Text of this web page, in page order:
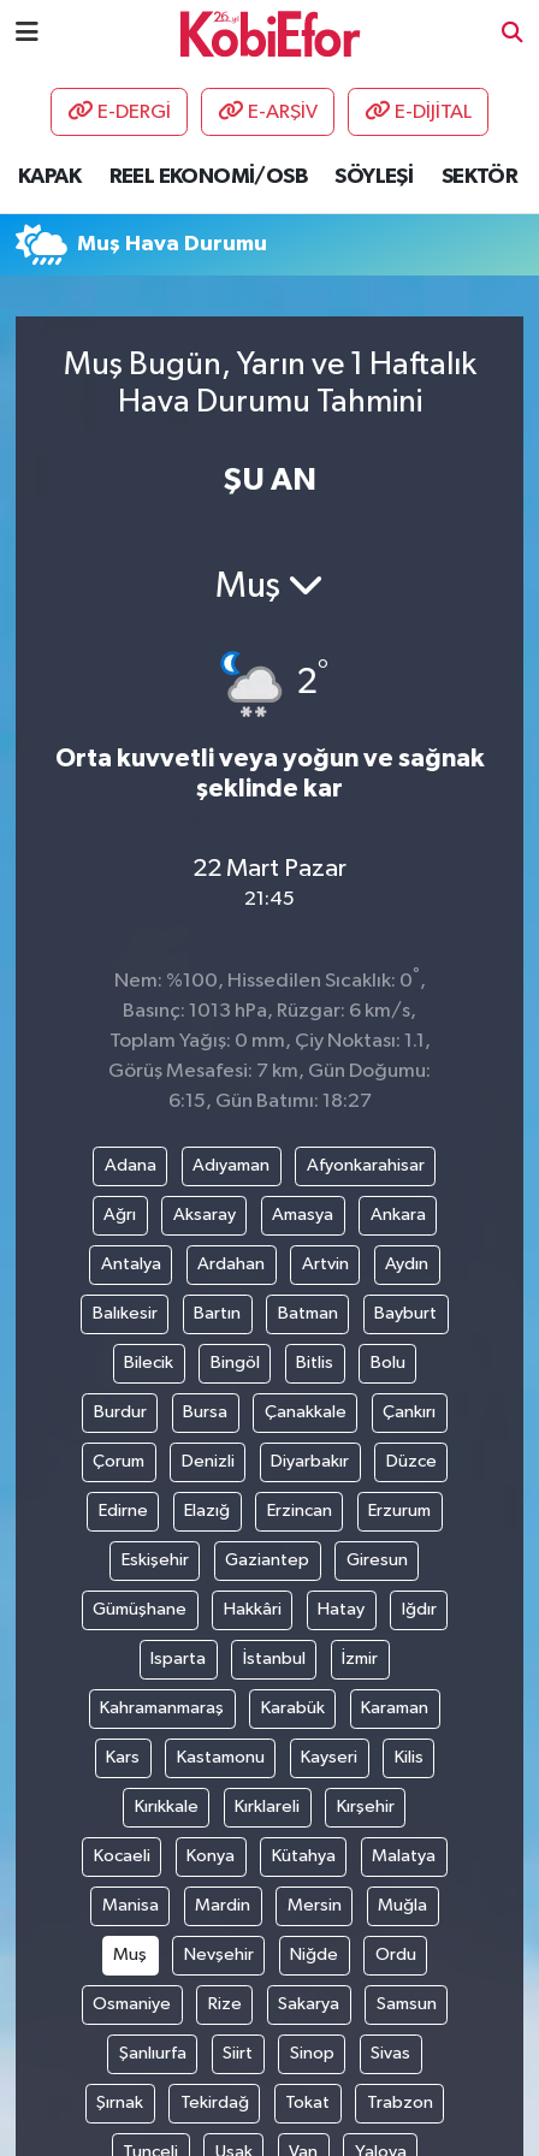
E-DERGİ E-ARŞİV E-DİJİTAL
KAPAK REEL EKONOMİ/OSB SÖYLEŞİ SEKTÖR
Muş Hava Durumu
Muş Bugün, Yarın ve 1 Haftalık
Hava Durumu Tahmini
ŞU AN
Muş
2°
Orta kuvvetli veya yoğun ve sağnak
şeklinde kar
22 Mart Pazar
21:45
Nem: %100, Hissedilen Sıcaklık: 0° ,
Basınç: 1013 hPa, Rüzgar: 6 km/s,
Toplam Yağış: 0 mm, Çiy Noktası: 1.1,
Görüş Mesafesi: 7 km, Gün Doğumu:
6:15, Gün Batımı: 18:27
Adana Adıyaman Afyonkarahisar
Ağrı Aksaray Amasya Ankara
Antalya Ardahan Artvin Aydın
Balıkesir Bartın Batman Bayburt
Bilecik Bingöl Bitlis Bolu
Burdur Bursa Çanakkale Çankırı
Çorum Denizli Diyarbakır Düzce
Edirne Elazığ Erzincan Erzurum
Eskişehir Gaziantep Giresun
Gümüşhane Hakkâri Hatay Iğdır
Isparta İstanbul İzmir
Kahramanmaraş Karabük Karaman
Kars Kastamonu Kayseri Kilis
Kırıkkale Kırklareli Kırşehir
Kocaeli Konya Kütahya Malatya
Manisa Mardin Mersin Muğla
Muş Nevşehir Niğde Ordu
Osmaniye Rize Sakarya Samsun
Şanlıurfa Siirt Sinop Sivas
Şırnak Tekirdağ Tokat Trabzon
Tunceli Uşak Van Yalova
AKADEMİ
DESTEK-TEŞVİK
ETKİNLİK
HABERLER
ÜLKE